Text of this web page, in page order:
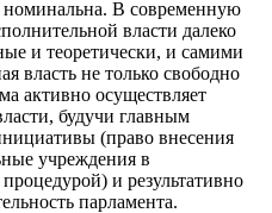
номинальна. В современную
власти далеко
и теоретически, и самими
власть не только свободно
активно осуществляет
будучи главным
(право внесения
учреждения в
и результативно
парламента.